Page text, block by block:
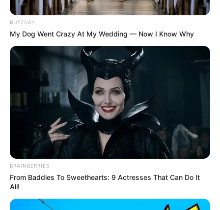
PostedFriss hírek
DRÁMAI FELVÉTEL KERÜLT
ELŐ! A TV2 videót mutatott
arról a hétvégi buliról, ahol
Egressy Mátyás is ott volt – és
amit eddig senki sem látott, az
most mindent új megvilágításba
helyezhet!
bySzerző • January 21, 2026
BUZZDAY
My Dog Went Crazy At My Wedding — Now I Know Why
BRAINBERRIES
From Baddies To Sweethearts: 9 Actresses That Can Do It
All!